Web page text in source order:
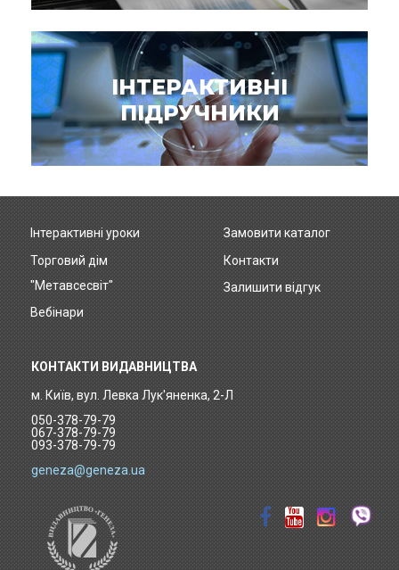
ІНТЕРАКТИВНІ
ПІДРУЧНИКИ
КОНТАКТИ ВИДАВНИЦТВА
м. Київ, вул. Левка Лук'яненка, 2-Л
050-378-79-79
067-378-79-79
093-378-79-79
geneza@geneza.ua
Footer
menu
Інтерактивні уроки
Торговий дім
"Метавсесвіт"
Вебінари
Замовити каталог
Контакти
Залишити відгук